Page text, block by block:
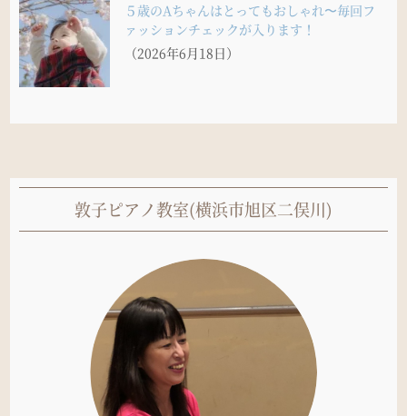
５歳のAちゃんはとってもおしゃれ〜毎回フ
ァッションチェックが入ります！
（2026年6月18日）
敦子ピアノ教室(横浜市旭区二俣川)